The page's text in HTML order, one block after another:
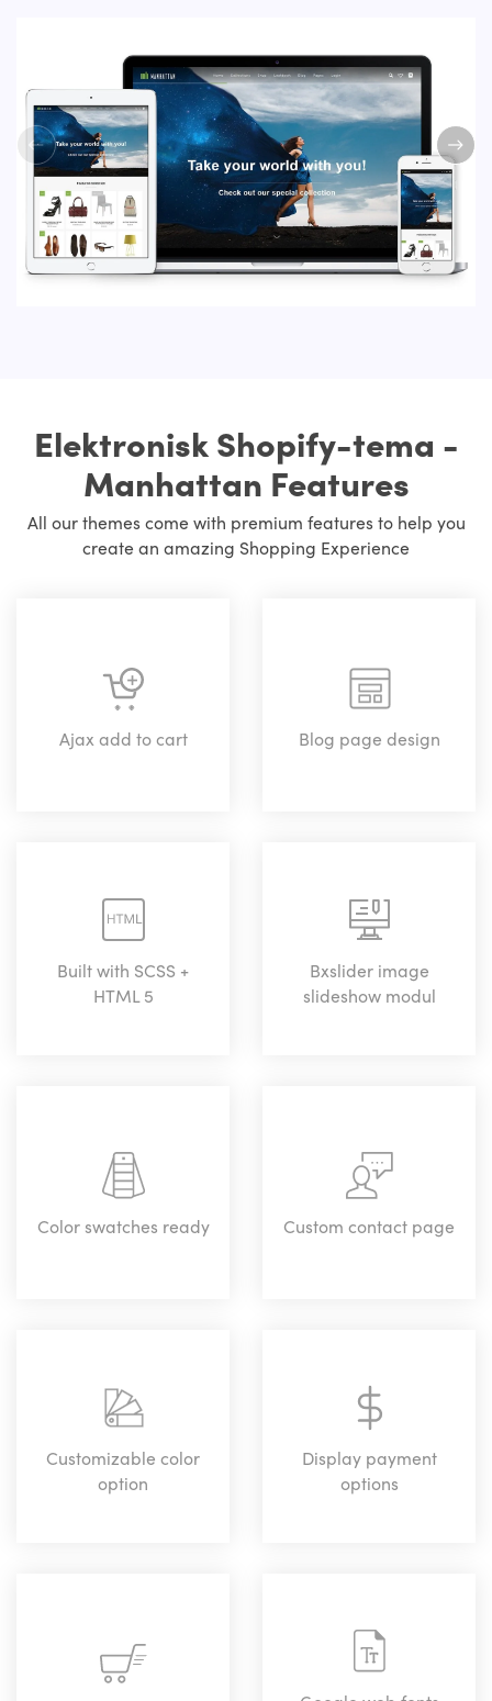
Elektronisk Shopify-tema -
Manhattan Features
All our themes come with premium features to help you
create an amazing Shopping Experience
Ajax add to cart Blog page design
Built with SCSS +
HTML 5
Bxslider image
slideshow modul
Color swatches ready Custom contact page
Customizable color
option
Display payment
options